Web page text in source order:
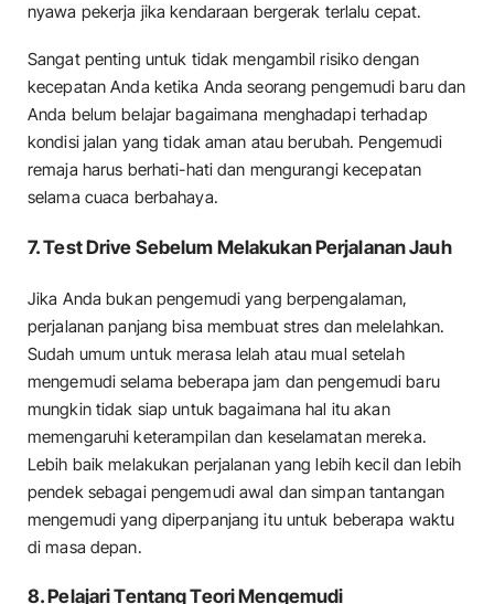
nyawa pekerja jika kendaraan bergerak terlalu cepat.
Sangat penting untuk tidak mengambil risiko dengan
kecepatan Anda ketika Anda seorang pengemudi baru dan
Anda belum belajar bagaimana menghadapi terhadap
kondisi jalan yang tidak aman atau berubah. Pengemudi
remaja harus berhati-hati dan mengurangi kecepatan
selama cuaca berbahaya.
7. Test Drive Sebelum Melakukan Perjalanan Jauh
Jika Anda bukan pengemudi yang berpengalaman,
perjalanan panjang bisa membuat stres dan melelahkan.
Sudah umum untuk merasa lelah atau mual setelah
mengemudi selama beberapa jam dan pengemudi baru
mungkin tidak siap untuk bagaimana hal itu akan
memengaruhi keterampilan dan keselamatan mereka.
Lebih baik melakukan perjalanan yang lebih kecil dan lebih
pendek sebagai pengemudi awal dan simpan tantangan
mengemudi yang diperpanjang itu untuk beberapa waktu
di masa depan.
8. Pelajari Tentang Teori Mengemudi